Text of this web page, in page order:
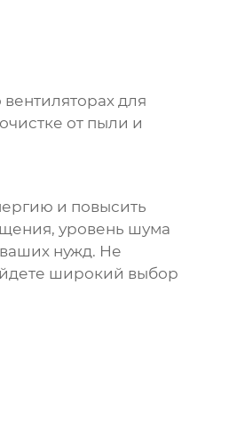
вентиляторахдля
от пыли и
и повысить
уровень шума
нужд. Не
широкий выбор